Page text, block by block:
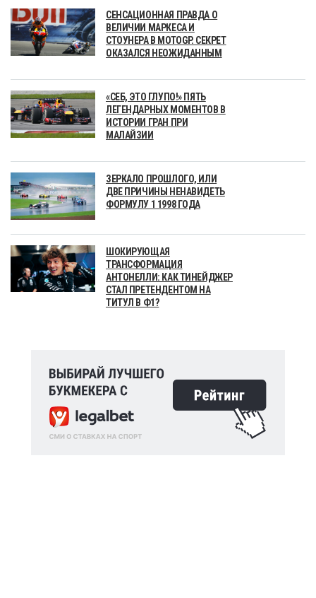
СЕНСАЦИОННАЯ ПРАВДА О
ВЕЛИЧИИ МАРКЕСА И
СТОУНЕРА В MOTOGP. СЕКРЕТ
ОКАЗАЛСЯ НЕОЖИДАННЫМ
«СЕБ, ЭТО ГЛУПО!» ПЯТЬ
ЛЕГЕНДАРНЫХ МОМЕНТОВ В
ИСТОРИИ ГРАН ПРИ
МАЛАЙЗИИ
ЗЕРКАЛО ПРОШЛОГО, ИЛИ
ДВЕ ПРИЧИНЫ НЕНАВИДЕТЬ
ФОРМУЛУ 1 1998 ГОДА
ШОКИРУЮЩАЯ
ТРАНСФОРМАЦИЯ
АНТОНЕЛЛИ: КАК ТИНЕЙДЖЕР
СТАЛ ПРЕТЕНДЕНТОМ НА
ТИТУЛ В Ф1?